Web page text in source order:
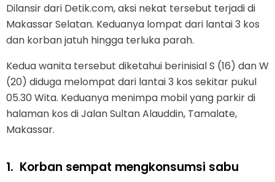
Dilansir dari Detik.com, aksi nekat tersebut terjadi di
Makassar Selatan. Keduanya lompat dari lantai 3 kos
dan korban jatuh hingga terluka parah.
Kedua wanita tersebut diketahui berinisial S (16) dan W
(20) diduga melompat dari lantai 3 kos sekitar pukul
05.30 Wita. Keduanya menimpa mobil yang parkir di
halaman kos di Jalan Sultan Alauddin, Tamalate,
Makassar.
1. Korban sempat mengkonsumsi sabu